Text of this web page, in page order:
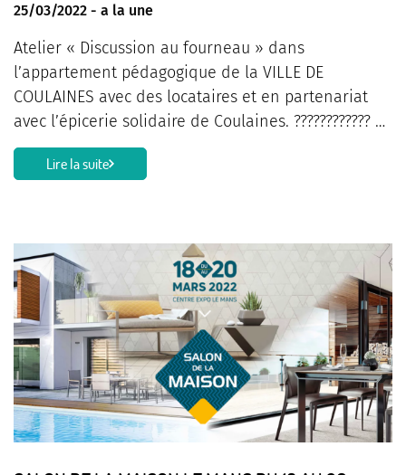
25/03/2022 - a la une
Atelier « Discussion au fourneau » dans
l’appartement pédagogique de la VILLE DE
COULAINES avec des locataires et en partenariat
avec l’épicerie solidaire de Coulaines. ???????????? …
Lire la suite